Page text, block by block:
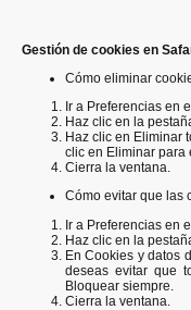
Gestión de cookies en
Cómo eliminar
Ir a Preferencias en
Haz clic en la
Haz clic en Eliminar
clic en Eliminar para
Cierra la ventana.
Cómo evitar que las
Ir a Preferencias en
Haz clic en la
En Cookies y datos
deseas evitar que
Bloquear siempre.
Cierra la ventana.